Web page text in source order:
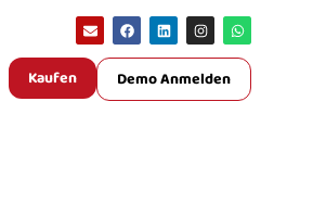
Kaufen Demo Anmelden